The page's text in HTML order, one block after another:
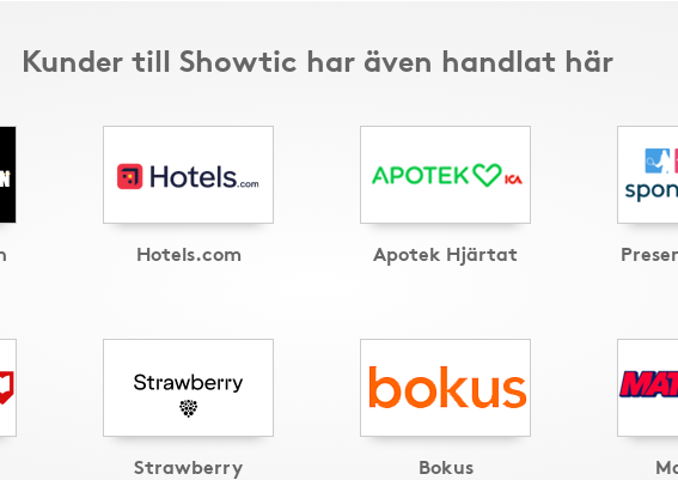
Kunder till Showtic har även handlat här
Hotels.com Apotek Hjärtat
Strawberry Bokus